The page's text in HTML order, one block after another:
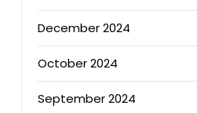
December 2024
October 2024
September 2024